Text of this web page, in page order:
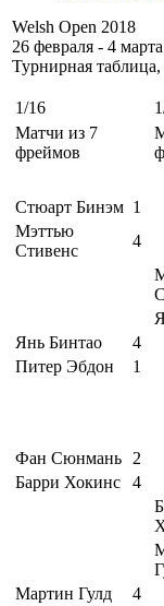
Welsh Open 2018
26 февраля - 4
Турнирная
1/16
Матчи из 7
фреймов
Стюарт Бинэм 1
Мэттью
Стивенс
4
Янь Бинтао
4
Питер Эбдон
1
Фан Сюнмань
2
Барри Хокинс
4
Мартин Гулд
4